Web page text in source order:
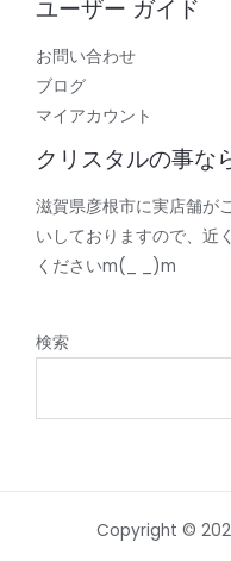
ユーザー ガイド
お問い合わせ
ブログ
マイアカウント
クリスタルの事な
滋賀県彦根市に実店舗が
いしておりますので、近
くださいm(_ _)m
検索
Copyright ©